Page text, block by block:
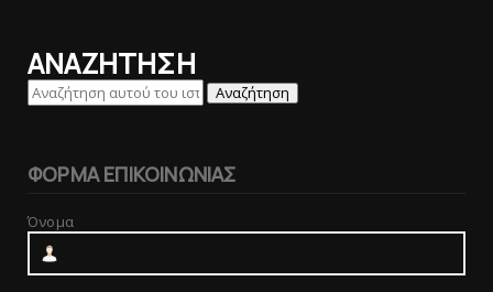
ΑΝΑΖΗΤΗΣΗ
ΦΟΡΜΑ ΕΠΙΚΟΙΝΩΝΙΑΣ
Όνομα